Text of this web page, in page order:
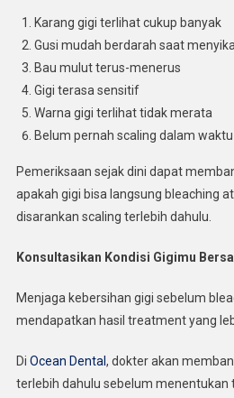
Karang gigi terlihat cukup banyak
Gusi mudah berdarah saat
Bau mulut terus-menerus
Gigi terasa sensitif
Warna gigi terlihat tidak merata
Belum pernah scaling dalam
Pemeriksaan sejak dini dapat
apakah gigi bisa langsung bleaching
disarankan scaling terlebih dahulu.
Konsultasikan Kondisi Gigimu
Menjaga kebersihan gigi sebelum
mendapatkan hasil treatment yang
Di Ocean Dental , dokter akan
terlebih dahulu sebelum menentukan